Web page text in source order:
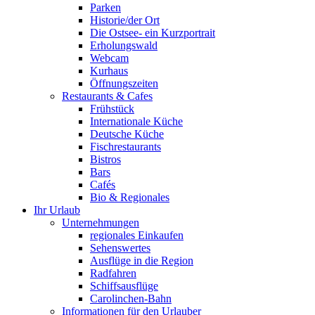
Parken
Historie/der Ort
Die Ostsee- ein Kurzportrait
Erholungswald
Webcam
Kurhaus
Öffnungszeiten
Restaurants & Cafes
Frühstück
Internationale Küche
Deutsche Küche
Fischrestaurants
Bistros
Bars
Cafés
Bio & Regionales
Ihr Urlaub
Unternehmungen
regionales Einkaufen
Sehenswertes
Ausflüge in die Region
Radfahren
Schiffsausflüge
Carolinchen-Bahn
Informationen für den Urlauber